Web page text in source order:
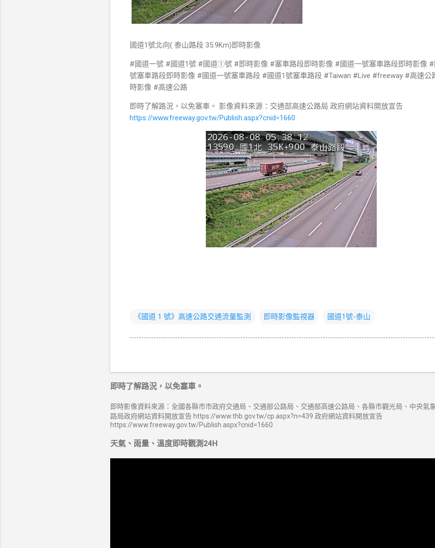
國道1號北向( 泰山路段 35.9Km)即時影像
#國道一號 #國道1號 #國道①號 #即時影像 #塞車路段即時影像 #國道一號塞車路段即時影像 #
號塞車路段即時影像 #國道一號塞車路段 #國道1號塞車路段 #Taiwan #Live #freeway #高速公
時影像 #高速公路
即時了解路況，以免塞車。 影像資料來源：交通部高速公路局 政府網站資料開放宣告
https://www.freeway.gov.tw/Publish.aspx?cnid=1660
《國道 1 號》高速公路交通流量監測 即時影像監視器 國道1號-泰山
即時了解路況，以免塞車。
即時影像資料來源：全國各縣市市政府交通局、交通部公路局、交通部高速公路局、各縣市觀光局、中央氣
路局政府網站資料開放宣告 https://www.thb.gov.tw/cp.aspx?n=439 政府網站資料開放宣告
https://www.freeway.gov.tw/Publish.aspx?cnid=1660
天氣、雨量、溫度即時觀測24H